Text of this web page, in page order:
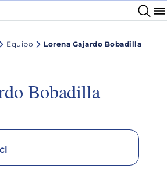
Equipo Lorena Gajardo Bobadilla
Bobadilla